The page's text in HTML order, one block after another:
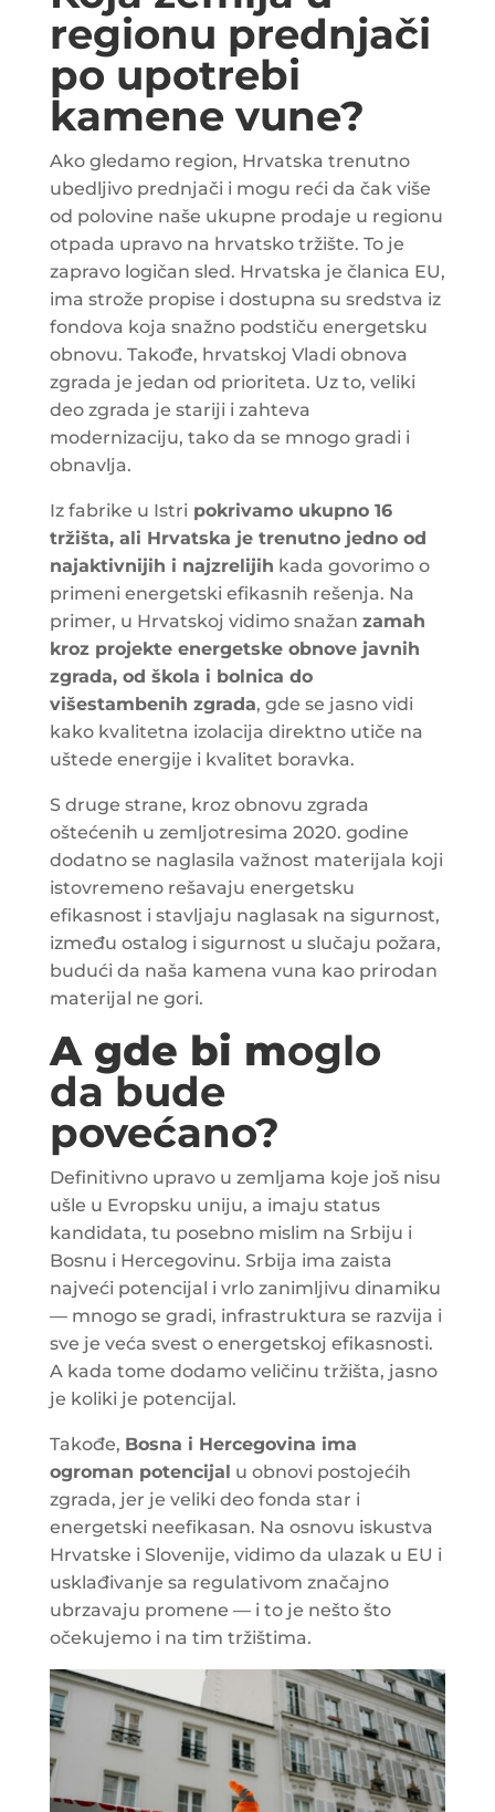
regionu prednjači
po upotrebi
kamene vune?
Ako gledamo region, Hrvatska trenutno
ubedljivo prednjači i mogu reći da čak više
od polovine naše ukupne prodaje u regionu
otpada upravo na hrvatsko tržište. To je
zapravo logičan sled. Hrvatska je članica EU,
ima strože propise i dostupna su sredstva iz
fondova koja snažno podstiču energetsku
obnovu. Takođe, hrvatskoj Vladi obnova
zgrada je jedan od prioriteta. Uz to, veliki
deo zgrada je stariji i zahteva
modernizaciju, tako da se mnogo gradi i
obnavlja.
Iz fabrike u Istri pokrivamo ukupno 16
tržišta, ali Hrvatska je trenutno jedno od
najaktivnijih i najzrelijih kada govorimo o
primeni energetski efikasnih rešenja. Na
primer, u Hrvatskoj vidimo snažan zamah
kroz projekte energetske obnove javnih
zgrada, od škola i bolnica do
višestambenih zgrada, gde se jasno vidi
kako kvalitetna izolacija direktno utiče na
uštede energije i kvalitet boravka.
S druge strane, kroz obnovu zgrada
oštećenih u zemljotresima 2020. godine
dodatno se naglasila važnost materijala koji
istovremeno rešavaju energetsku
efikasnost i stavljaju naglasak na sigurnost,
između ostalog i sigurnost u slučaju požara,
budući da naša kamena vuna kao prirodan
materijal ne gori.
A gde bi moglo
da bude
povećano?
Definitivno upravo u zemljama koje još nisu
ušle u Evropsku uniju, a imaju status
kandidata, tu posebno mislim na Srbiju i
Bosnu i Hercegovinu. Srbija ima zaista
najveći potencijal i vrlo zanimljivu dinamiku
— mnogo se gradi, infrastruktura se razvija i
sve je veća svest o energetskoj efikasnosti.
A kada tome dodamo veličinu tržišta, jasno
je koliki je potencijal.
Takođe, Bosna i Hercegovina ima
ogroman potencijal u obnovi postojećih
zgrada, jer je veliki deo fonda star i
energetski neefikasan. Na osnovu iskustva
Hrvatske i Slovenije, vidimo da ulazak u EU i
usklađivanje sa regulativom značajno
ubrzavaju promene — i to je nešto što
očekujemo i na tim tržištima.